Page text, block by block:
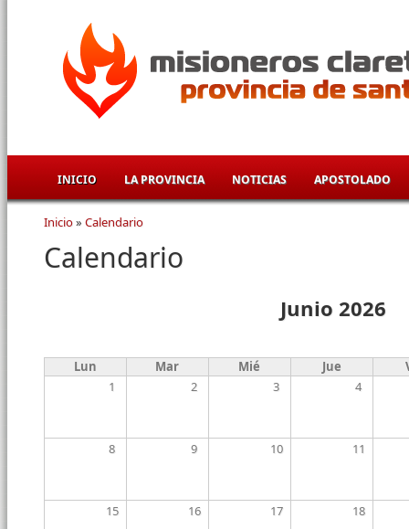
INICIO LA PROVINCIA NOTICIAS APOSTOLADO
Se encuentra usted aquí
Inicio» Calendario
Calendario
Junio 2026
Lun Mar Mié Jue
1
2 3 4
8 9 10 11
15 16 17 18